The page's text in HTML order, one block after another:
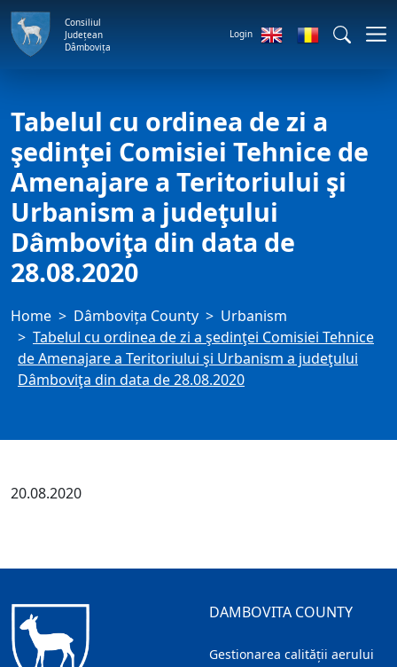
Consiliul
Județean
Dâmbovița
Login
Tabelul cu ordinea de zi a
şedinţei Comisiei Tehnice de
Amenajare a Teritoriului şi
Urbanism a judeţului
Dâmboviţa din data de
28.08.2020
Home Dâmbovița County
Urbanism
Tabelul cu ordinea de zi a şedinţei Comisiei Tehnice
de Amenajare a Teritoriului şi Urbanism a judeţului
Dâmboviţa din data de 28.08.2020
20.08.2020
DAMBOVITA COUNTY
Gestionarea calității aerului